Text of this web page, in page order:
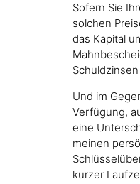
Sofern Sie
solchen
das Kapital
Und im
Verfügung,
eine
meinen
kurzer